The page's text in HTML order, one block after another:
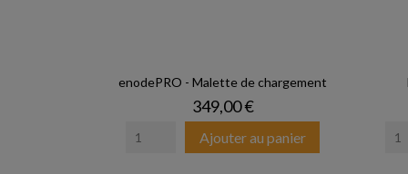
enodePRO - Malette de chargement
Prix
349,00 €
Ajouter au panier